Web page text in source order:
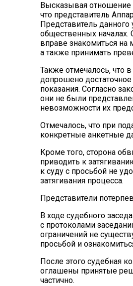
Высказывая отношение
что представитель
Представитель
общественных началах.
вправе знакомиться на
а также принимать
Также отмечалось, что
допрошено
показания. Согласно
они не были
невозможности их
Отмечалось, что при
конкретные анкетные
Кроме того, сторона
приводить к
к суду с просьбой не
затягивания процесса.
Представители
В ходе судебного
с протоколами
ограничений не
просьбой и
После этого судебная
оглашены принятые
частично.